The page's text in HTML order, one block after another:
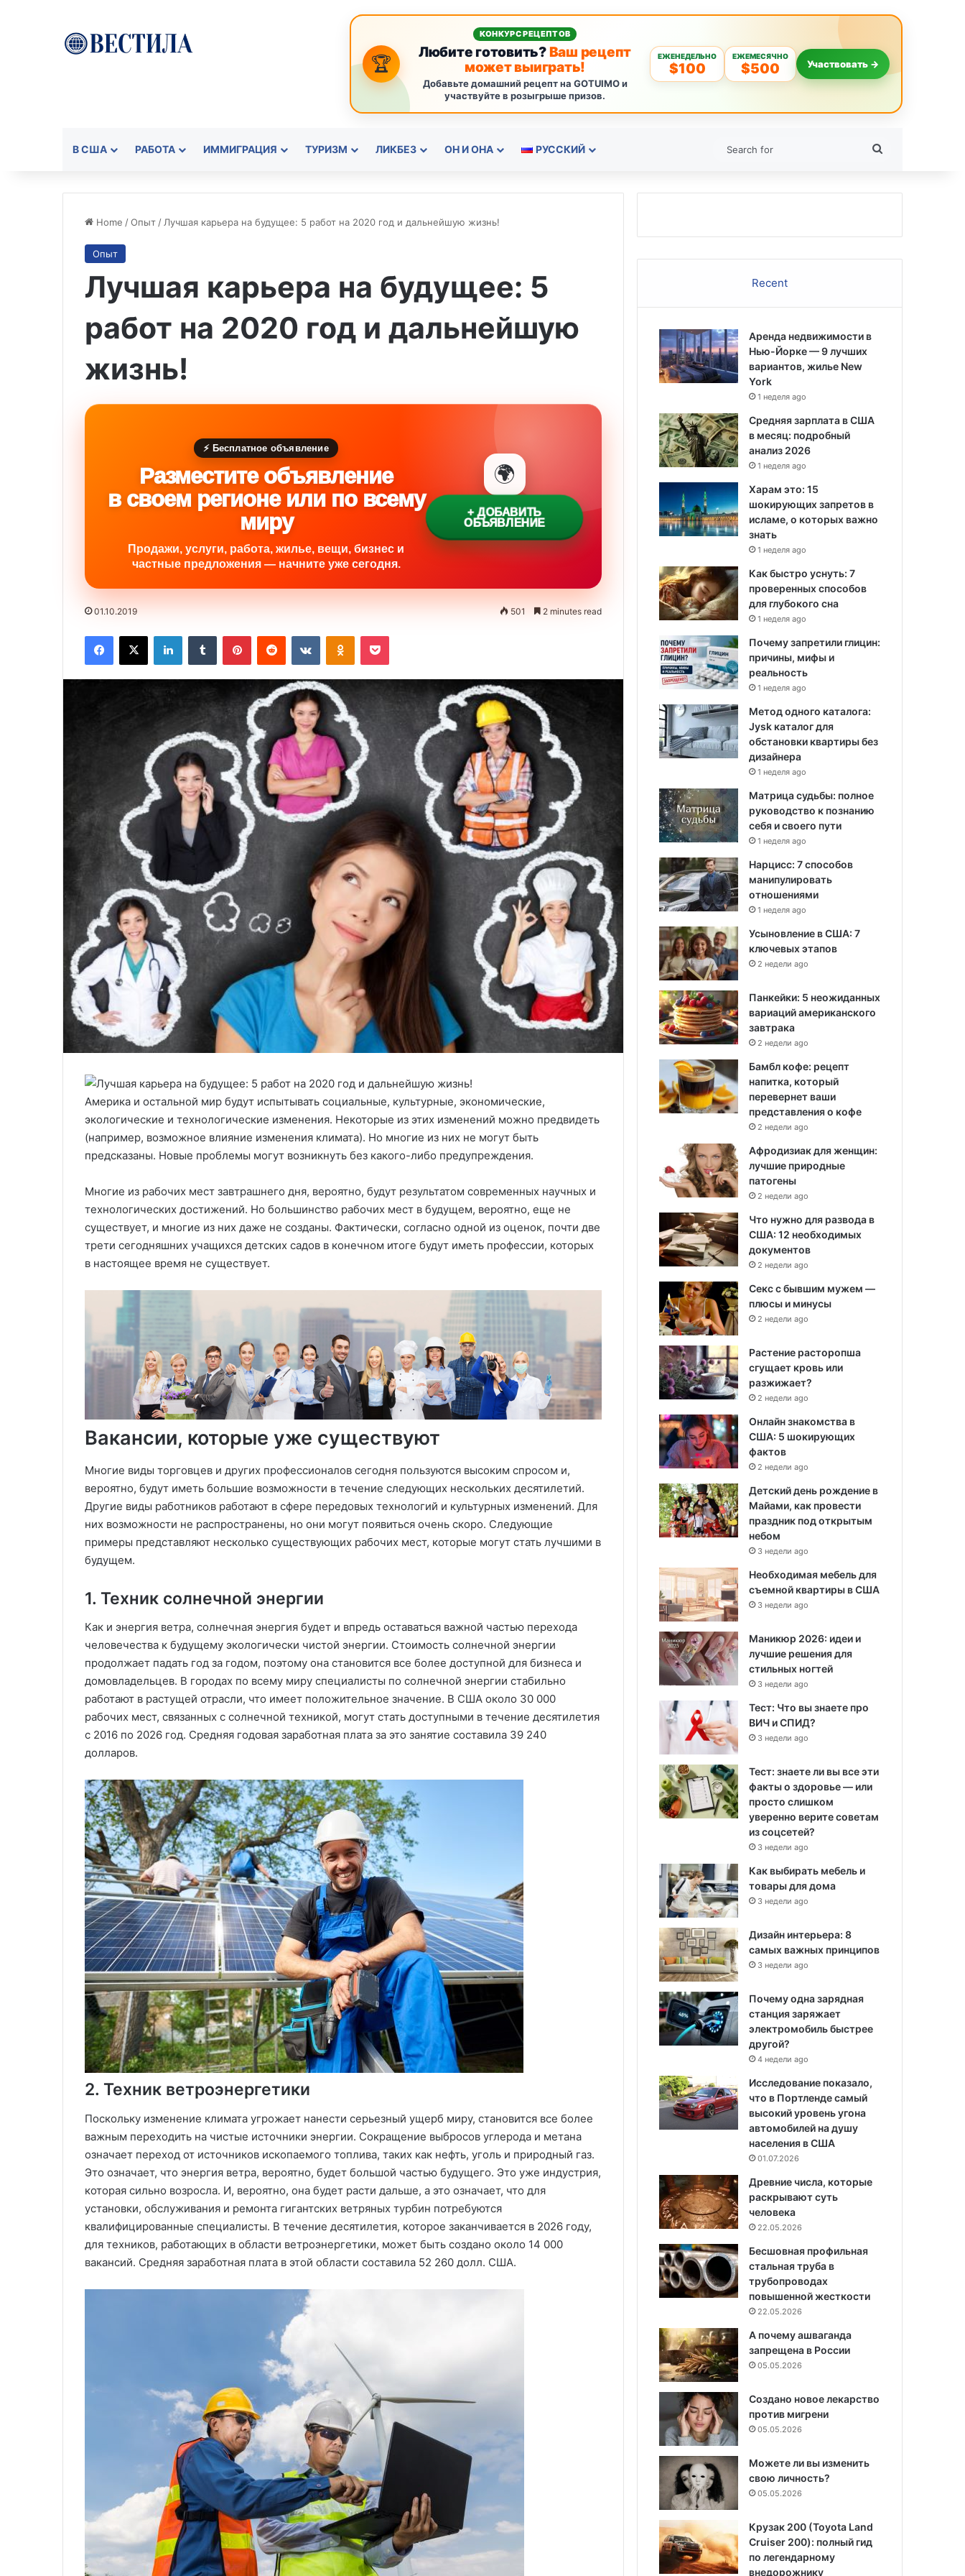
🏆
КОНКУРС РЕЦЕПТОВ
Любите готовить?Ваш рецепт
может выиграть!
Добавьте домашний рецепт на GOTUIMO и
участвуйте в розыгрыше призов.
ЕЖЕНЕДЕЛЬНО
$100
ЕЖЕМЕСЯЧНО
$500 Участвовать →
В США РАБОТА ИММИГРАЦИЯ ТУРИЗМ ЛИКБЕЗ ОН И ОНА РУССКИЙ
Home /Опыт / Лучшая карьера на будущее: 5 работ на 2020 год и дальнейшую жизнь!
Опыт
Лучшая карьера на будущее: 5
работ на 2020 год и дальнейшую
жизнь!
⚡ Бесплатное объявление
Разместите объявление
в своем регионе или по всему
миру
Продажи, услуги, работа, жилье, вещи, бизнес и
частные предложения — начните уже сегодня.
🌍
+ ДОБАВИТЬ
ОБЪЯВЛЕНИЕ
01.10.2019 501 2 minutes read
Америка и остальной мир будут испытывать социальные, культурные, экономические,
экологические и технологические изменения. Некоторые из этих изменений можно предвидеть
(например, возможное влияние изменения климата). Но многие из них не могут быть
предсказаны. Новые проблемы могут возникнуть без какого-либо предупреждения.
Многие из рабочих мест завтрашнего дня, вероятно, будут результатом современных научных и
технологических достижений. Но большинство рабочих мест в будущем, вероятно, еще не
существует, и многие из них даже не созданы. Фактически, согласно одной из оценок, почти две
трети сегодняшних учащихся детских садов в конечном итоге будут иметь профессии, которых
в настоящее время не существует.
Вакансии, которые уже существуют
Многие виды торговцев и других профессионалов сегодня пользуются высоким спросом и,
вероятно, будут иметь большие возможности в течение следующих нескольких десятилетий.
Другие виды работников работают в сфере передовых технологий и культурных изменений. Для
них возможности не распространены, но они могут появиться очень скоро. Следующие
примеры представляют несколько существующих рабочих мест, которые могут стать лучшими в
будущем.
1. Техник солнечной энергии
Как и энергия ветра, солнечная энергия будет и впредь оставаться важной частью перехода
человечества к будущему экологически чистой энергии. Стоимость солнечной энергии
продолжает падать год за годом, поэтому она становится все более доступной для бизнеса и
домовладельцев. В городах по всему миру специалисты по солнечной энергии стабильно
работают в растущей отрасли, что имеет положительное значение. В США около 30 000
рабочих мест, связанных с солнечной техникой, могут стать доступными в течение десятилетия
с 2016 по 2026 год. Средняя годовая заработная плата за это занятие составила 39 240
долларов.
2. Техник ветроэнергетики
Поскольку изменение климата угрожает нанести серьезный ущерб миру, становится все более
важным переходить на чистые источники энергии. Сокращение выбросов углерода и метана
означает переход от источников ископаемого топлива, таких как нефть, уголь и природный газ.
Это означает, что энергия ветра, вероятно, будет большой частью будущего. Это уже индустрия,
которая сильно возросла. И, вероятно, она будет расти дальше, а это означает, что для
установки, обслуживания и ремонта гигантских ветряных турбин потребуются
квалифицированные специалисты. В течение десятилетия, которое заканчивается в 2026 году,
для техников, работающих в области ветроэнергетики, может быть создано около 14 000
вакансий. Средняя заработная плата в этой области составила 52 260 долл. США.
Recent
Аренда недвижимости в
Нью-Йорке — 9 лучших
вариантов, жилье New
York
1 неделя ago
Средняя зарплата в США
в месяц: подробный
анализ 2026
1 неделя ago
Харам это: 15
шокирующих запретов в
исламе, о которых важно
знать
1 неделя ago
Как быстро уснуть: 7
проверенных способов
для глубокого сна
1 неделя ago
Почему запретили глицин:
причины, мифы и
реальность
1 неделя ago
Метод одного каталога:
Jysk каталог для
обстановки квартиры без
дизайнера
1 неделя ago
Матрица судьбы: полное
руководство к познанию
себя и своего пути
1 неделя ago
Нарцисс: 7 способов
манипулировать
отношениями
1 неделя ago
Усыновление в США: 7
ключевых этапов
2 недели ago
Панкейки: 5 неожиданных
вариаций американского
завтрака
2 недели ago
Бамбл кофе: рецепт
напитка, который
перевернет ваши
представления о кофе
2 недели ago
Афродизиак для женщин:
лучшие природные
патогены
2 недели ago
Что нужно для развода в
США: 12 необходимых
документов
2 недели ago
Секс с бывшим мужем —
плюсы и минусы
2 недели ago
Растение расторопша
сгущает кровь или
разжижает?
2 недели ago
Онлайн знакомства в
США: 5 шокирующих
фактов
2 недели ago
Детский день рождение в
Майами, как провести
праздник под открытым
небом
3 недели ago
Необходимая мебель для
съемной квартиры в США
3 недели ago
Маникюр 2026: идеи и
лучшие решения для
стильных ногтей
3 недели ago
Тест: Что вы знаете про
ВИЧ и СПИД?
3 недели ago
Тест: знаете ли вы все эти
факты о здоровье — или
просто слишком
уверенно верите советам
из соцсетей?
3 недели ago
Как выбирать мебель и
товары для дома
3 недели ago
Дизайн интерьера: 8
самых важных принципов
3 недели ago
Почему одна зарядная
станция заряжает
электромобиль быстрее
другой?
4 недели ago
Исследование показало,
что в Портленде самый
высокий уровень угона
автомобилей на душу
населения в США
01.07.2026
Древние числа, которые
раскрывают суть
человека
22.05.2026
Бесшовная профильная
стальная труба в
трубопроводах
повышенной жесткости
22.05.2026
А почему ашваганда
запрещена в России
05.05.2026
Создано новое лекарство
против мигрени
05.05.2026
Можете ли вы изменить
свою личность?
05.05.2026
Крузак 200 (Toyota Land
Cruiser 200): полный гид
по легендарному
внедорожнику